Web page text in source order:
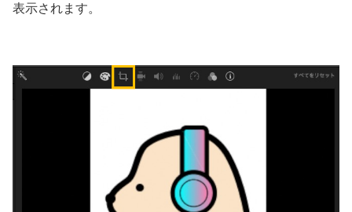
表示されます。